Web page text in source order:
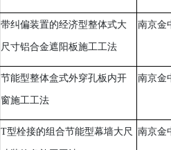
带纠偏装置的经济型整体式大
尺寸铝合金遮阳板施工工法
南京金
节能型整体盒式外穿孔板内开
窗施工工法
南京金
T型栓接的组合节能型幕墙大尺 南京金